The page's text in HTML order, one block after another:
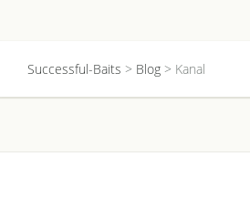
Successful-Baits > Blog > Kanal